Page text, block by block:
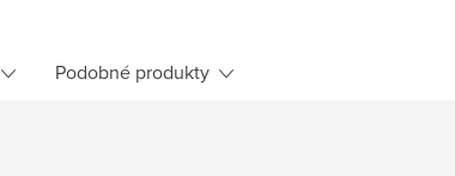
Podobné produkty